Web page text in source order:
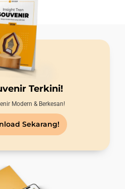
Terkini!
Modern & Berkesan!
Sekarang!